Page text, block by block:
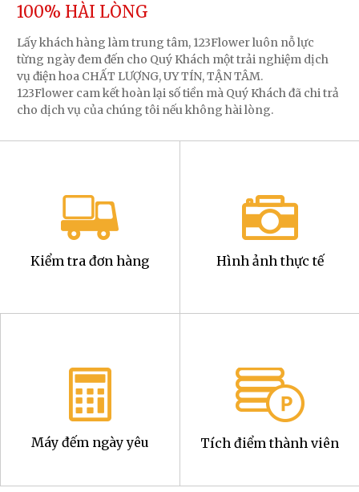
100% HÀI LÒNG
Lấy khách hàng làm trung tâm, 123Flower luôn nỗ lực
từng ngày đem đến cho Quý Khách một trải nghiệm dịch
vụ điện hoa CHẤT LƯỢNG, UY TÍN, TẬN TÂM.
123Flower cam kết hoàn lại số tiền mà Quý Khách đã chi trả
cho dịch vụ của chúng tôi nếu không hài lòng.
Kiểm tra đơn hàng Hình ảnh thực tế
Máy đếm ngày yêu Tích điểm thành viên